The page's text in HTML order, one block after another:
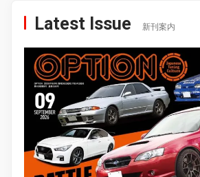
Latest Issue 新刊案内